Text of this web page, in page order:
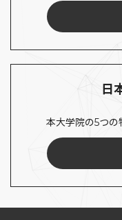
日
本大学院の5つ